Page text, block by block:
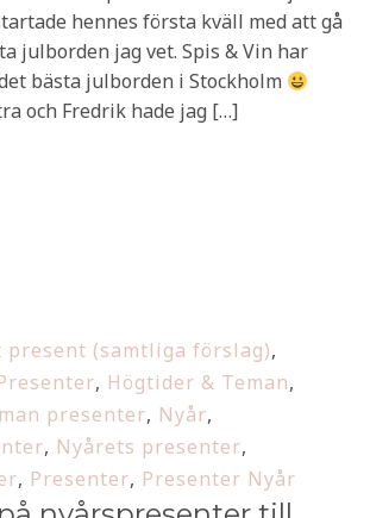
hennes första kväll med att gå
julborden jag vet. Spis & Vin har
bästa julborden i Stockholm
och Fredrik hade jag […]
present (samtliga förslag),
, Högtider & Teman,
presenter, Nyår,
, Nyårets presenter,
, Presenter, Presenter Nyår